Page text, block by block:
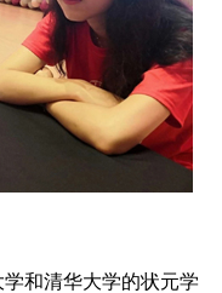
和清华大学的状元学